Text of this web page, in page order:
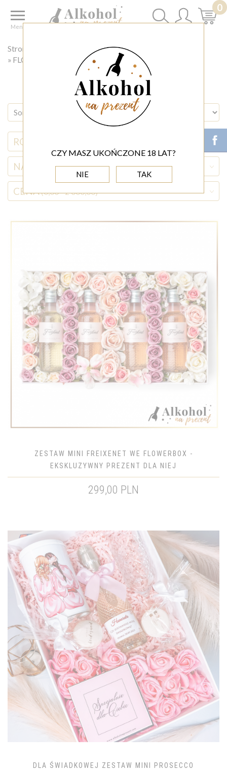
CZY MASZ UKOŃCZONE 18 LAT?
NIE TAK
0
Menu
Strona główna
◊ FLOWER BOX
FLOWERBOX DLA ŚWIADKOWEJ
RODZAJ ALKOHOLU
NAZWA ALKOHOLU
CENA(0,00 - 2 000,00)
ZESTAW MINI FREIXENET WE FLOWERBOX -
EKSKLUZYWNY PREZENT DLA NIEJ
299,00 PLN
DLA ŚWIADKOWEJ ZESTAW MINI PROSECCO